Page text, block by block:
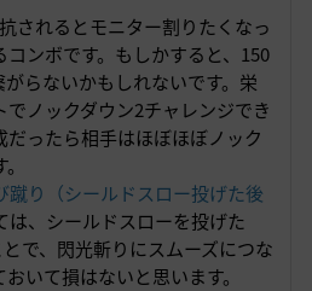
されるとモニター割りたくなっ
ンボです。もしかすると、150
らないかもしれないです。栄
ノックダウン2チャレンジでき
だったら相手はほぼほぼノック
蹴り（シールドスロー投げた後
は、シールドスローを投げた
で、閃光斬りにスムーズにつな
いて損はないと思います。